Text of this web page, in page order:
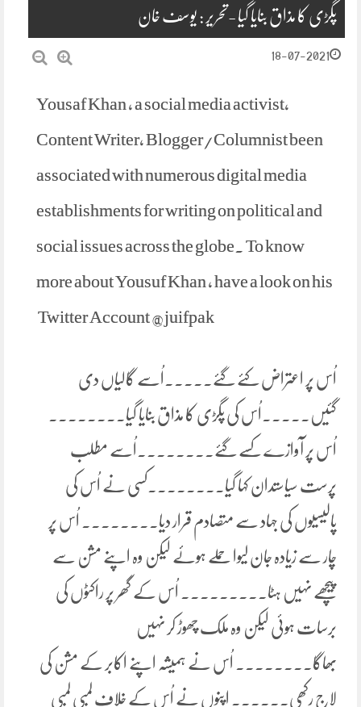
پگڑی کا مذاق بنایا گیا -تحریر : یوسف خان
18-07-2021
Yousaf Khan , a social media activist,
Content Writer, Blogger/Columnist been
associated with numerous digital media
establishments for writing on political and
social issues across the globe. To know
more about Yousuf Khan , have a look on his
Twitter Account @juifpak
اُس پر اعتراض کئے گئے۔۔۔۔۔اُسے گالیاں دی
گئیں۔۔۔۔۔اُس کی پگڑی کا مذاق بنایا گیا۔۔۔۔۔۔۔۔
اُس پر آوازے کسے گئے۔۔۔۔۔۔۔۔اُسے مطلب
پرست سیاستدان کہا گیا۔۔۔۔۔۔۔۔کسی نے اُس کی
پالیسیوں کی جہاد سے متصادم قرار دیا۔۔۔۔۔۔۔۔ اُس پر
چار سے زیادہ جان لیوا حملے ہوئے لیکن وہ اپنے مشن سے
پیچھے نہیں ہٹا۔۔۔۔۔۔۔۔۔ اُس کے گھر پر راکٹوں کی
برسات ہوئی لیکن وہ ملک چھوڑ کر نہیں
بھاگا۔۔۔۔۔۔۔۔ اُس نے ہمیشہ اپنے اکابر کے مشن کی
لاج رکھی۔۔۔۔۔۔ اپنوں نے اُس کے خلاف لمبی لمبی